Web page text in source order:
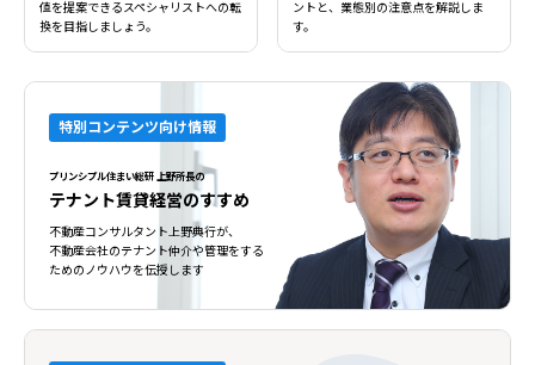
値を提案できるスペシャリストへの転
換を目指しましょう。
ントと、業態別の注意点を解説しま
す。
特別コンテンツ向け情報
プリンシプル住まい総研 上野所長の
テナント賃貸経営のすすめ
不動産コンサルタント上野典行が、
不動産会社のテナント仲介や管理をする
ためのノウハウを伝授します